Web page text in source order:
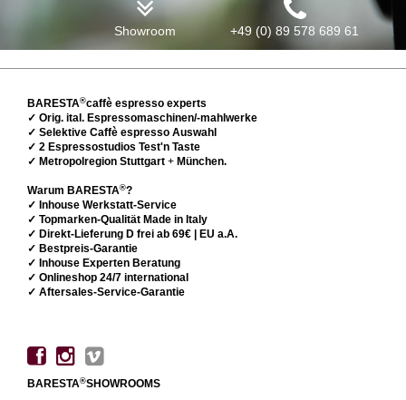
Showroom +49 (0) 89 578 689 61
BARESTA®caffè espresso experts
✓ Orig. ital. Espressomaschinen/-mahlwerke
✓ Selektive Caffè espresso Auswahl
✓ 2 Espressostudios Test'n Taste
✓ Metropolregion Stuttgart + München.
Warum BARESTA®?
✓ Inhouse Werkstatt-Service
✓ Topmarken-Qualität Made in Italy
✓ Direkt-Lieferung D frei ab 69€ | EU a.A.
✓ Bestpreis-Garantie
✓ Inhouse Experten Beratung
✓ Onlineshop 24/7 international
✓ Aftersales-Service-Garantie
BARESTA®SHOWROOMS